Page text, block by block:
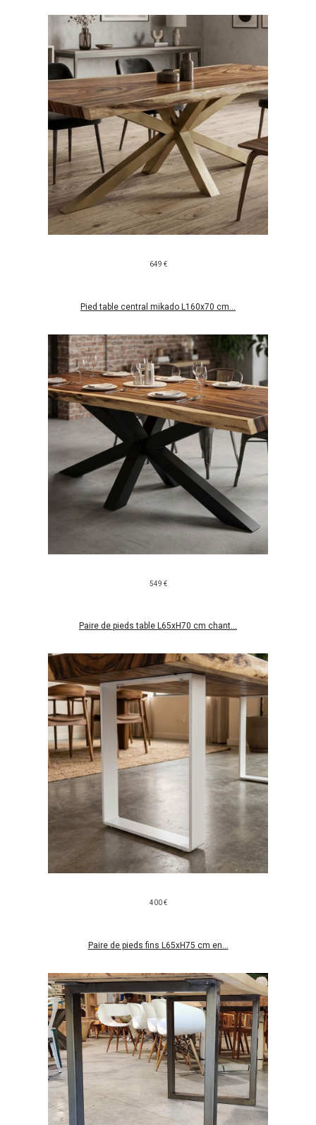
649 €
Pied table central mikado L160x70 cm...
549 €
Paire de pieds table L65xH70 cm chant...
400 €
Paire de pieds fins L65xH75 cm en...